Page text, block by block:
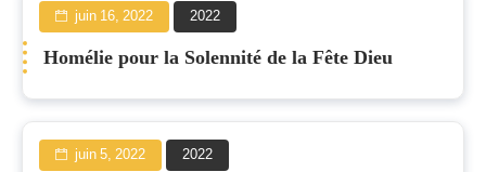
juin 16, 2022 2022
Homélie pour la Solennité de la Fête Dieu
juin 5, 2022 2022